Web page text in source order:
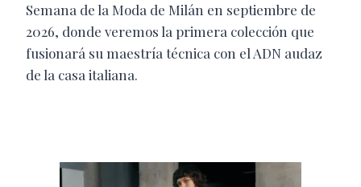
Semana de la Moda de Milán en septiembre de
2026, donde veremos la primera colección que
fusionará su maestría técnica con el ADN audaz
de la casa italiana.